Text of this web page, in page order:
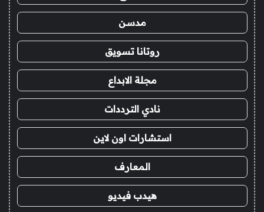
مدسن
روتانا تسويق
مجلة الابداع
نادي الترددات
استشارات اون لاين
المعارف
هيدب فيديو